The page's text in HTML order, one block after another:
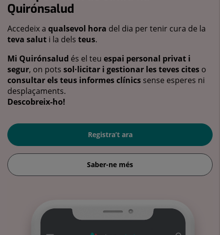
Quirónsalud
Accedeix a qualsevol hora del dia per tenir cura de la
teva salut i la dels teus.
Mi Quirónsalud és el teu espai personal privat i
segur, on pots sol·licitar i gestionar les teves cites o
consultar els teus informes clínics sense esperes ni
desplaçaments.
Descobreix-ho!
Registra’t ara
Saber-ne més